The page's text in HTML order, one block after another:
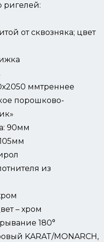
ригелей:
от сквозняка; цвет
ммтреннее
порошково-
90мм
из
– хром
180°
KARAT/MONARCH,